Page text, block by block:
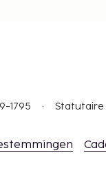
1795 Statutaire